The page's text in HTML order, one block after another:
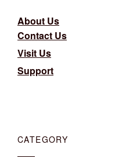
About Us
Contact Us
Visit Us
Support
CATEGORY